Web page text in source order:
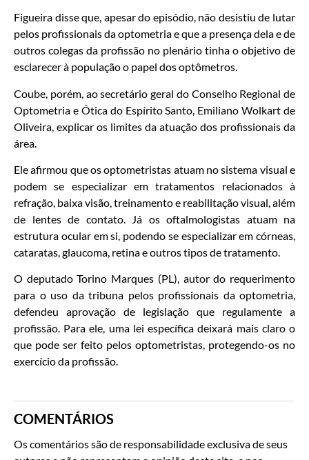
Figueira disse que, apesar do episódio, não desistiu de lutar
pelos profissionais da optometria e que a presença dela e de
outros colegas da profissão no plenário tinha o objetivo de
esclarecer à população o papel dos optômetros.
Coube, porém, ao secretário geral do Conselho Regional de
Optometria e Ótica do Espírito Santo, Emiliano Wolkart de
Oliveira, explicar os limites da atuação dos profissionais da
área.
Ele afirmou que os optometristas atuam no sistema visual e
podem se especializar em tratamentos relacionados à
refração, baixa visão, treinamento e reabilitação visual, além
de lentes de contato. Já os oftalmologistas atuam na
estrutura ocular em si, podendo se especializar em córneas,
cataratas, glaucoma, retina e outros tipos de tratamento.
O deputado Torino Marques (PL), autor do requerimento
para o uso da tribuna pelos profissionais da optometria,
defendeu aprovação de legislação que regulamente a
profissão. Para ele, uma lei específica deixará mais claro o
que pode ser feito pelos optometristas, protegendo-os no
exercício da profissão.
COMENTÁRIOS
Os comentários são de responsabilidade exclusiva de seus